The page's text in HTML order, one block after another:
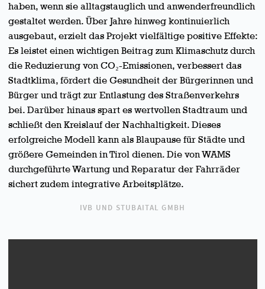
haben, wenn sie alltagstauglich und anwenderfreundlich
gestaltet werden. Über Jahre hinweg kontinuierlich
ausgebaut, erzielt das Projekt vielfältige positive Effekte:
Es leistet einen wichtigen Beitrag zum Klimaschutz durch
die Reduzierung von CO₂-Emissionen, verbessert das
Stadtklima, fördert die Gesundheit der Bürgerinnen und
Bürger und trägt zur Entlastung des Straßenverkehrs
bei. Darüber hinaus spart es wertvollen Stadtraum und
schließt den Kreislauf der Nachhaltigkeit. Dieses
erfolgreiche Modell kann als Blaupause für Städte und
größere Gemeinden in Tirol dienen. Die von WAMS
durchgeführte Wartung und Reparatur der Fahrräder
sichert zudem integrative Arbeitsplätze.
IVB UND STUBAITAL GMBH